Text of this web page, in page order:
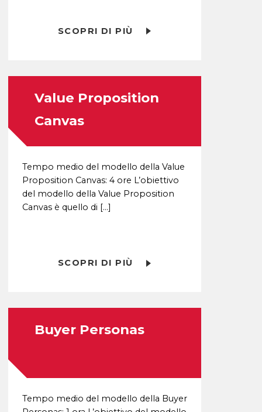
SCOPRI DI PIÙ
Value Proposition
Canvas
Tempo medio del modello della Value
Proposition Canvas: 4 ore L’obiettivo
del modello della Value Proposition
Canvas è quello di […]
SCOPRI DI PIÙ
Buyer Personas
Tempo medio del modello della Buyer